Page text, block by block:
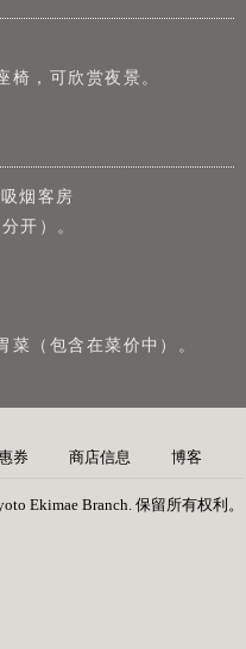
椅，可欣赏夜景。
烟客房
开）。
菜（包含在菜价中）。
券 商店信息 博客
Ekimae Branch. 保留所有权利。